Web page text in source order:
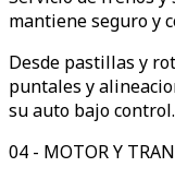
mantiene seguro y
Desde pastillas y
puntales y
su auto bajo control.
04 - MOTOR Y